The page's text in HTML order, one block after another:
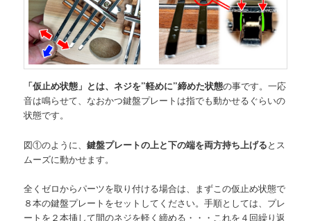
「仮止め状態」とは、ネジを”軽めに”締めた状態の事です。一応
音は鳴らせて、なおかつ鍵盤プレートは指でも動かせるぐらいの
状態です。
図①のように、鍵盤プレートの上と下の端を両方持ち上げるとス
ムーズに動かせます。
全くゼロからパーツを取り付ける場合は、まずこの仮止め状態で
８本の鍵盤プレートをセットしてください。手順としては、プレ
ートを２本挿して間のネジを軽く締める・・・これを４回繰り返